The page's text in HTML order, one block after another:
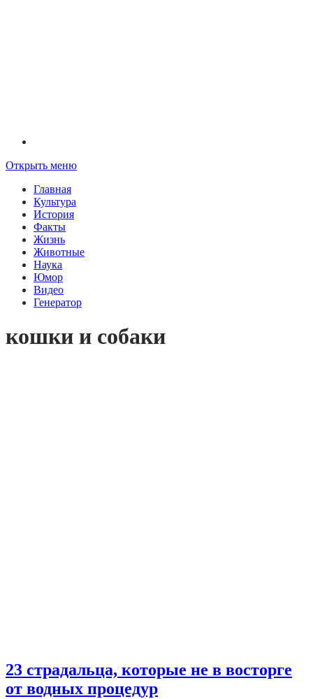
Открыть меню
Главная
Культура
История
Факты
Жизнь
Животные
Наука
Юмор
Видео
Генератор
кошки и собаки
23 страдальца, которые не в восторге
от водных процедур